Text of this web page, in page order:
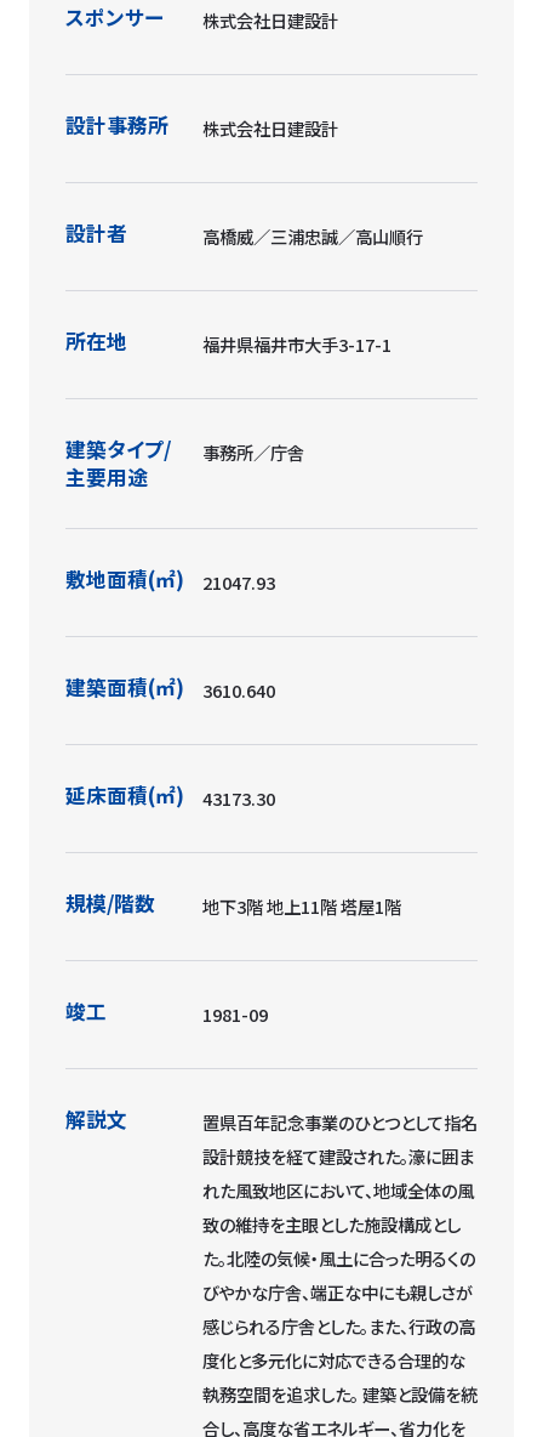
スポンサー 株式会社日建設計
設計事務所 株式会社日建設計
設計者 高橋威／三浦忠誠／高山順行
所在地 福井県福井市大手3-17-1
建築タイプ/
主要用途
事務所／庁舎
敷地面積(㎡) 21047.93
建築面積(㎡) 3610.640
延床面積(㎡) 43173.30
規模/階数 地下3階 地上11階 塔屋1階
竣工 1981-09
解説文
置県百年記念事業のひとつとして指名
設計競技を経て建設された。濠に囲ま
れた風致地区において、地域全体の風
致の維持を主眼とした施設構成とし
た。北陸の気候・風土に合った明るくの
びやかな庁舎、端正な中にも親しさが
感じられる庁舎とした。また、行政の高
度化と多元化に対応できる合理的な
執務空間を追求した。 建築と設備を統
合し、高度な省エネルギー、省力化を